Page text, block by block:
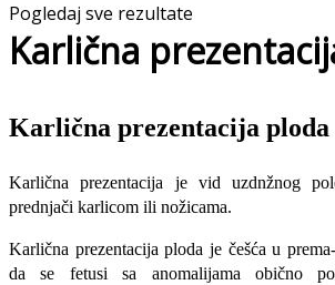
Pogledaj sve rezultate
Karlična
Karlična prezentacija ploda
Karlična prezentacija je vid uzdnžnog
prednjači karlicom ili nožicama.
Karlična prezentacija ploda je češća u
da se fetusi sa anomalijama obično